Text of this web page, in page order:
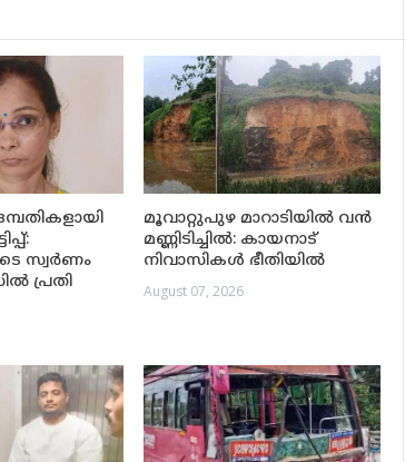
സ്വർണം
പ്രതി
മൂവാറ്റുപുഴ മാറാടിയിൽ വൻ
മണ്ണിടിച്ചിൽ: കായനാട്
നിവാസികൾ ഭീതിയിൽ
August 07, 2026